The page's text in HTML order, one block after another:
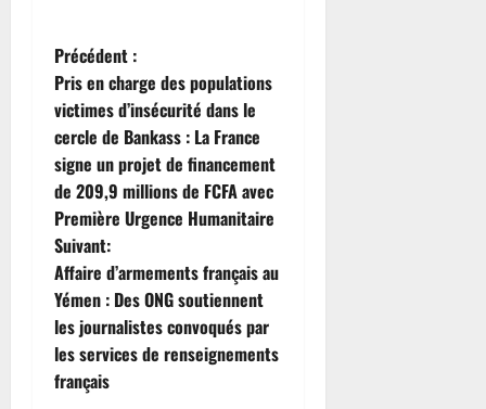
N
a
v
i
g
a
t
i
Précédent :
Pris en charge des populations
victimes d’insécurité dans le
cercle de Bankass : La France
signe un projet de financement
de 209,9 millions de FCFA avec
Première Urgence Humanitaire
Suivant:
Affaire d’armements français au
Yémen : Des ONG soutiennent
les journalistes convoqués par
les services de renseignements
français